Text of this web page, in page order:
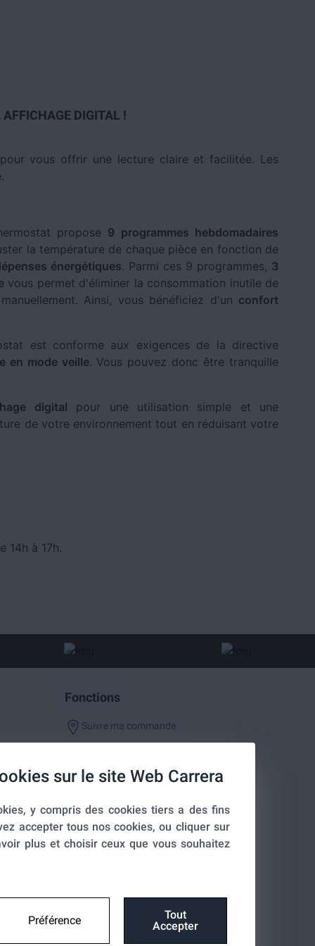
sur le site Web Carrera
y compris des cookies tiers a des fins
accepter tous nos cookies, ou cliquer sur
plus et choisir ceux que vous souhaitez
Préférence
Tout
Accepter
DIGITAL !
pour vous offrir une lecture claire et facilitée. Les
propose 9 programmes hebdomadaires
la température de chaque pièce en fonction de
énergétiques. Parmi ces 9 programmes, 3
vous permet d'éliminer la consommation inutile de
Ainsi, vous bénéficiez d'un confort
est conforme aux exigences de la directive
en mode veille. Vous pouvez donc être tranquille
digital pour une utilisation simple et une
de votre environnement tout en réduisant votre
14h à 17h.
Fonctions
Suivre ma commande